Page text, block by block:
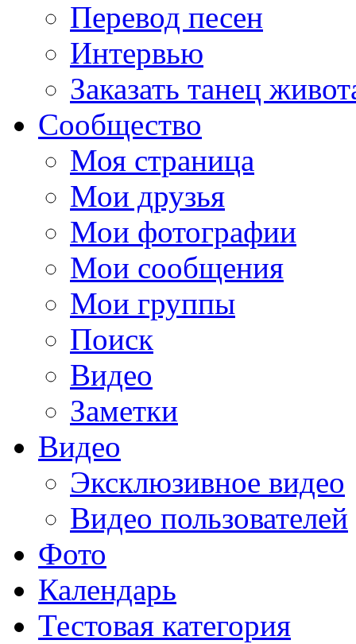
Перевод песен
Интервью
Заказать танец
Сообщество
Моя страница
Мои друзья
Мои фотографии
Мои сообщения
Мои группы
Поиск
Видео
Заметки
Видео
Эксклюзивное видео
Видео пользователей
Фото
Календарь
Тестовая категория